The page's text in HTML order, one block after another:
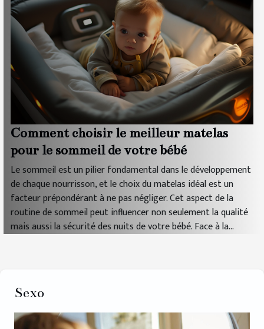
Comment choisir le meilleur matelas
pour le sommeil de votre bébé
Le sommeil est un pilier fondamental dans le développement
de chaque nourrisson, et le choix du matelas idéal est un
facteur prépondérant à ne pas négliger. Cet aspect de la
routine de sommeil peut influencer non seulement la qualité
mais aussi la sécurité des nuits de votre bébé. Face à la...
Sexo